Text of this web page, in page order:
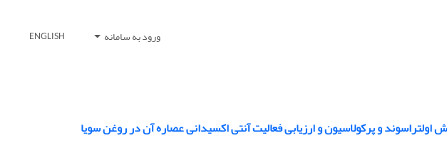
ورود به سامانه ENGLISH
و پرکولاسیون و ارزیابی فعالیت آنتی اکسیدانی عصاره آن در روغن سویا